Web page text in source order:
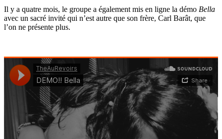
Il y a quatre mois, le groupe a également mis en ligne la démo Bella
avec un sacré invité qui n’est autre que son frère, Carl Barât, que
l’on ne présente plus.